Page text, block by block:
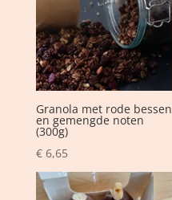
Granola met rode bessen
en gemengde noten
(300g)
€6,65